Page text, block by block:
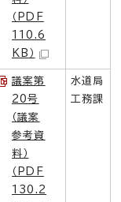
（PDF
110.6
KB）
議案第
20号
（議案
参考資
料）
（PDF
130.2
水道局
工務課